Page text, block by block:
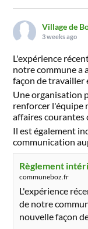
Village de
3 weeks ago
L'expérience
notre commune a
façon de travailler
Une organisation
renforcer l'équipe
affaires courantes
Il est également
communication
Règlement
communeboz.fr
L'expérience
de notre
nouvelle façon